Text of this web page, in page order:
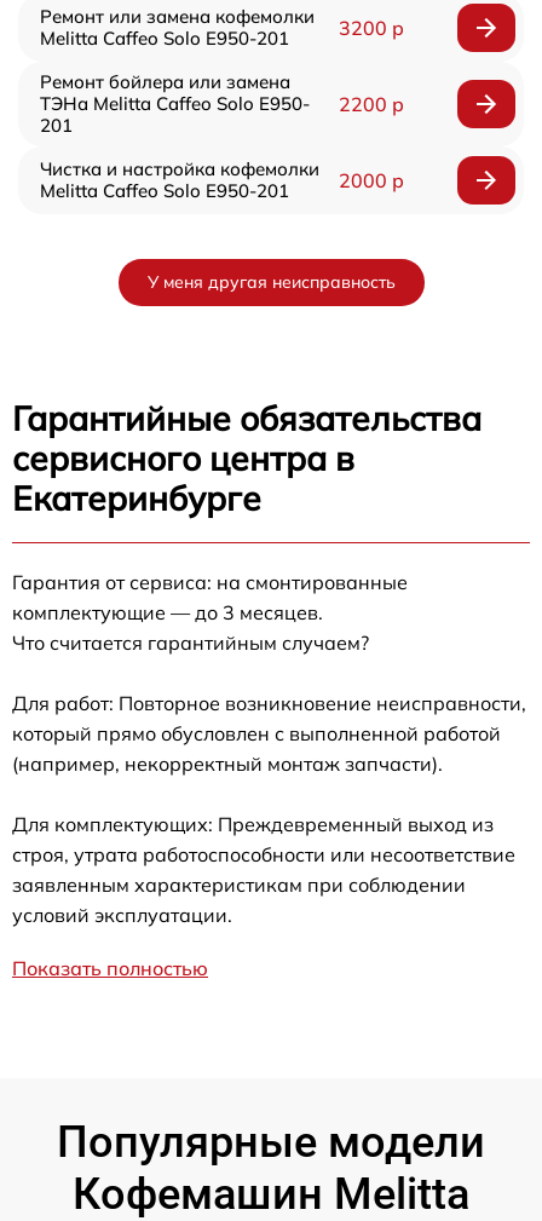
Ремонт или замена кофемолки
Melitta Caffeo Solo E950-201
3200 р
Ремонт бойлера или замена
ТЭНа Melitta Caffeo Solo E950-
201
2200 р
Чистка и настройка кофемолки
Melitta Caffeo Solo E950-201
2000 р
У меня другая неисправность
Гарантийные обязательства
сервисного центра в
Екатеринбурге
Гарантия от сервиса: на смонтированные
комплектующие — до 3 месяцев.
Что считается гарантийным случаем?
Для работ: Повторное возникновение неисправности,
который прямо обусловлен с выполненной работой
(например, некорректный монтаж запчасти).
Для комплектующих: Преждевременный выход из
строя, утрата работоспособности или несоответствие
заявленным характеристикам при соблюдении
условий эксплуатации.
Показать полностью
Популярные модели
Кофемашин Melitta